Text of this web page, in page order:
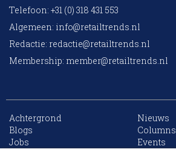
Telefoon: +31 (0) 318 431 553
Algemeen: info@retailtrends.nl
Redactie: redactie@retailtrends.nl
Membership: member@retailtrends.nl
Achtergrond
Nieuws
Blogs
Columns
Jobs
Events
10 collega’s